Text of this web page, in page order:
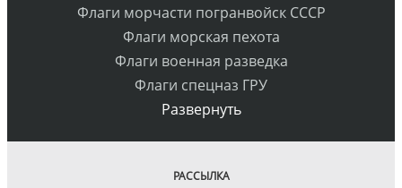
Флаги морчасти погранвойск СССР
Флаги морская пехота
Флаги военная разведка
Флаги спецназ ГРУ
Развернуть
РАССЫЛКА